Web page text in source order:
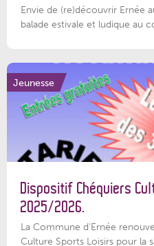
Envie de (re)découvrir Ernée
balade estivale et ludique au
Jeunesse
Dispositif Chéquiers
2025/2026.
La Commune d'Ernée
Culture Sports Loisirs pour la